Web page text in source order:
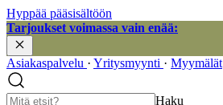
Hyppää pääsisältöön
Tarjoukset voimassa vain enää:
Asiakaspalvelu · Yritysmyynti · Myymälät
Haku